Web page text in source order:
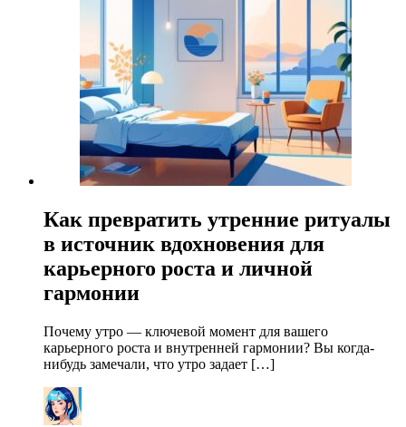
Как превратить утренние ритуалы
в источник вдохновения для
карьерного роста и личной
гармонии
Почему утро — ключевой момент для вашего
карьерного роста и внутренней гармонии? Вы когда-
нибудь замечали, что утро задает […]